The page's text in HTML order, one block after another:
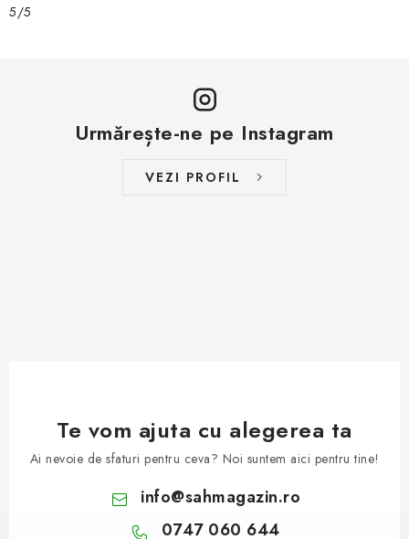
5/5
Urmărește-ne pe Instagram
VEZI PROFIL
Te vom ajuta cu alegerea ta
Ai nevoie de sfaturi pentru ceva? Noi suntem aici pentru tine!
info@sahmagazin.ro
0747 060 644